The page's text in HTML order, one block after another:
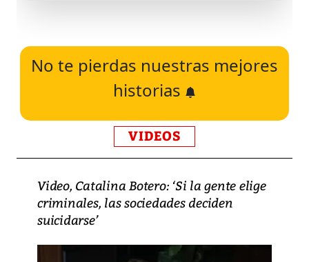
No te pierdas nuestras mejores
historias
VIDEOS
Video, Catalina Botero: ‘Si la gente elige
criminales, las sociedades deciden
suicidarse’